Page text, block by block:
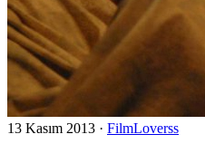
13 Kasım 2013 · FilmLoverss